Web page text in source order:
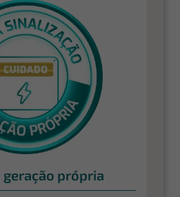
geração própria